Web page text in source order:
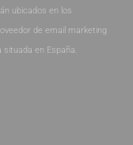
ubicados en los
de email marketing
situada en España.